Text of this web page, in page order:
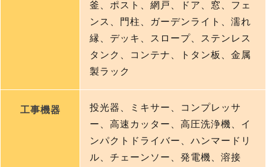
釜、ポスト、網戸、ドア、窓、フェ
ンス、門柱、ガーデンライト、濡れ
縁、デッキ、スロープ、ステンレス
タンク、コンテナ、トタン板、金属
製ラック
工事機器
投光器、ミキサー、コンプレッサ
ー、高速カッター、高圧洗浄機、イ
ンパクトドライバー、ハンマードリ
ル、チェーンソー、発電機、溶接